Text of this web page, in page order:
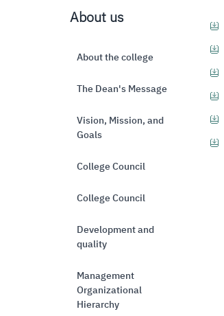
About us
About the college
The Dean's Message
Vision, Mission, and
Goals
College Council
College Council
Development and
quality
Management
Organizational
Hierarchy